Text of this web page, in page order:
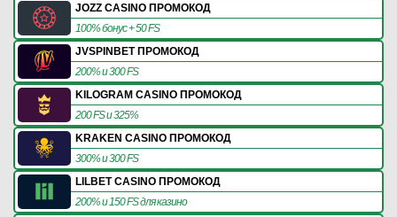
JOZZ CASINO ПРОМОКОД
100% бонус + 50 FS
JVSPINBET ПРОМОКОД
200% и 300 FS
KILOGRAM CASINO ПРОМОКОД
200 FS и 325%
KRAKEN CASINO ПРОМОКОД
300% и 300 FS
LILBET CASINO ПРОМОКОД
200% и 150 FS для казино